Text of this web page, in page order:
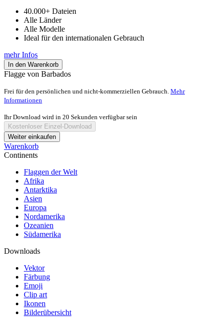
40.000+ Dateien
Alle Länder
Alle Modelle
Ideal für den internationalen Gebrauch
mehr Infos
In den Warenkorb
Flagge von Barbados
Frei für den persönlichen und nicht-kommerziellen Gebrauch. Mehr
Informationen
Ihr Download wird in 20 Sekunden verfügbar sein
Kostenloser Einzel-Download
Weiter einkaufen
Warenkorb
Continents
Flaggen der Welt
Afrika
Antarktika
Asien
Europa
Nordamerika
Ozeanien
Südamerika
Downloads
Vektor
Färbung
Emoji
Clip art
Ikonen
Bilderübersicht